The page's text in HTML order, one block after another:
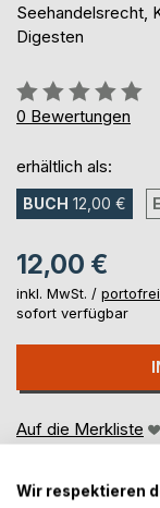
Seehandelsrecht,
Digesten
Bewertung::
0%
0 Bewertungen
erhältlich als:
BUCH 12,00 €
12,00 €
inkl. MwSt. / portofrei
sofort verfügbar
Auf die Merkliste
Wir respektieren